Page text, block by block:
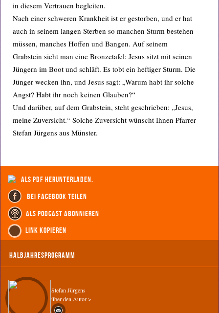
in diesem Vertrauen begleiten.
Nach einer schweren Krankheit ist er gestorben, und er hat
auch in seinem langen Sterben so manchen Sturm bestehen
müssen, manches Hoffen und Bangen. Auf seinem
Grabstein sieht man eine Bronzetafel: Jesus sitzt mit seinen
Jüngern im Boot und schläft. Es tobt ein heftiger Sturm. Die
Jünger wecken ihn, und Jesus sagt: „Warum habt ihr solche
Angst? Habt ihr noch keinen Glauben?“
Und darüber, auf dem Grabstein, steht geschrieben: „Jesus,
meine Zuversicht.“ Solche Zuversicht wünscht Ihnen Pfarrer
Stefan Jürgens aus Münster.
als PDF herunterladen.
bei Facebook teilen
als Podcast abonnieren
Link kopieren
Halbjahresprogramm
Stefan Jürgens
über den Autor >